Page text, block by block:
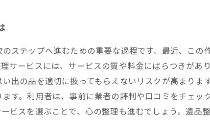
ステップへ進むための重要な過程です。最近、この
サービスには、サービスの質や料金にばらつきがあ
出の品を適切に扱ってもらえないリスクが高まりま
す。利用者は、事前に業者の評判や口コミをチェッ
ビスを選ぶことで、心の整理も進むでしょう。遺品